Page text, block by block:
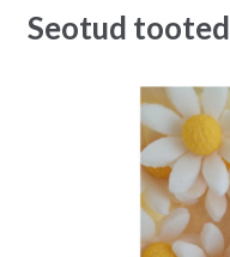
Seotud tooted